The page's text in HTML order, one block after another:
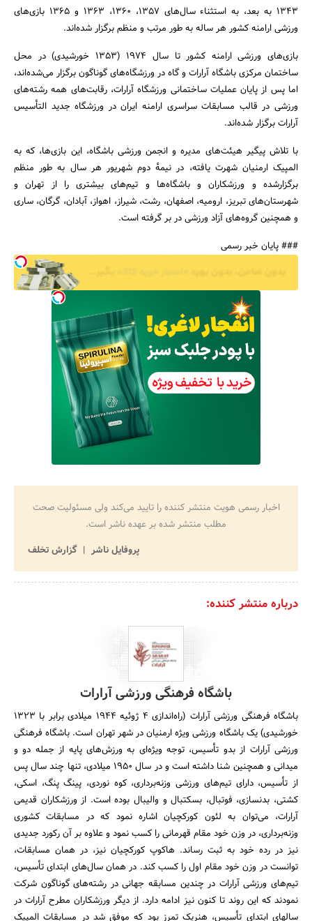
جستجو
۱۳۴۳ به بعد، به استثناء سال‌های ۱۳۵۷، ۱۳۶۰، ۱۳۶۳ و ۱۳۶۵ بازی‌های
ورزشی ارامنه کشور هر ساله به طور مرتب و منظم برگزار شده‌اند.
بازی‌های ورزشی ارامنه کشور تا سال ۱۹۷۴ (۱۳۵۳ خورشیدی) در محل
ساختمان مرکزی باشگاه آرارات و گاه در ورزشگاه‌های گوناگون برگزار می‌شده‌اند،
اما پس از پایان عملیات ساختمانی ورزشگاه آرارات، رقابت‌های همه رشته‌های
ورزشی در قالب مسابقات سراسری ارامنه ایران در ورزشگاه جدید التأسیس
آرارات برگزار شده‌اند.
با تلاش پیگیر هیئت‌های مدیره و انجمن ورزشی باشگاه، این بازی‌ها، که به
المپیک ارمنیان شهرت یافته، در نیمهٔ دوم شهریور هر سال به طور منظم
برگزارشده و ورزشکاران و باشگاه‌ها و تیم‌های بیشتری را از تهران و
شهرستان‌های تبریز، ارومیه، اصفهان، رشت، شیراز، اهواز، آبادان، گرگان، ساری
و همچنین گروه‌های آزاد ورزشی در بر گرفته است.
### پایان خبر رسمی
اخبار رسمی هویت منتشر کننده را تایید می‌کند ولی مسئولیت صحت
مطلب منتشر شده بر عهده ناشر است.
پروفایل ناشر
گزارش تخلف
درباره منتشر کننده:
باشگاه فرهنگی ورزشی آرارات
باشگاه فرهنگی ورزشی آرارات (راه‌اندازی ۴ ژوئیه ۱۹۴۴ میلادی برابر با ۱۳۲۳
خورشیدی) یک باشگاه ورزشی ویژه ارمنیان در شهر تهران است. باشگاه فرهنگی
ورزشی آرارات از بدو تأسیس، توجه ویژه‌ای به ورزش‌های پایه از جمله دو و
میدانی و همچنین شنا داشته است و در سال ۱۹۵۰ میلادی، تنها چند سال پس
از تأسیس، دارای تیم‌های ورزشی وزنه‌برداری، کوه نوردی، پینگ پنگ، اسکی،
کشتی، بدنسازی، فوتبال، بسکتبال و والیبال بوده است. از ورزشکاران قدیمی
آرارات، می‌توان به لئون کورکچیان اشاره نمود که در مسابقات کشوری
وزنه‌برداری، در وزن خود مقام قهرمانی را کسب نمود و علاوه بر آن رکورد جدیدی
نیز در رده خود به ثبت رساند. هاکوپ کورکچیان نیز، در همان مسابقات،
توانست در وزن خود مقام اول را کسب کند. در همان سال‌های ابتدای تأسیس،
تیم‌های ورزشی آرارات در چندین مسابقه جهانی در رشته‌های گوناگون شرکت
نمودند که این روند تا کنون نیز ادامه دارد. از دیگر ورزشکاران مطرح آرارات در
سالهای ابتدای تأسیس، هنریک تمرز بود که موفق شد در مسابقات المپیک